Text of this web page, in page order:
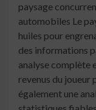
paysage
automobiles Le
huiles pour
des informations
analyse complète
revenus du
également une